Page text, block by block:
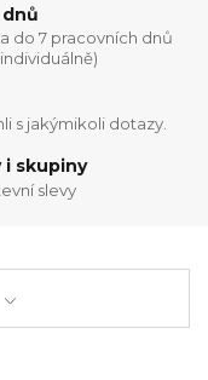
do 7 pracovních dnů
s jakýmikoli dotazy.
i skupiny
slevy